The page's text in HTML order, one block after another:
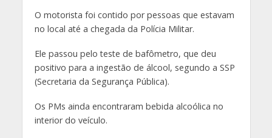
O motorista foi contido por pessoas que estavam
no local até a chegada da Polícia Militar.
Ele passou pelo teste de bafômetro, que deu
positivo para a ingestão de álcool, segundo a SSP
(Secretaria da Segurança Pública).
Os PMs ainda encontraram bebida alcoólica no
interior do veículo.